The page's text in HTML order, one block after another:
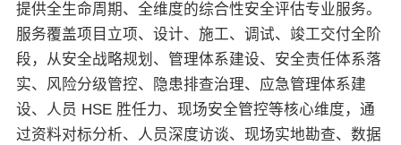
提供全生命周期、全维度的综合性安全评估专业服务。
服务覆盖项目立项、设计、施工、调试、竣工交付全阶
段，从安全战略规划、管理体系建设、安全责任体系落
实、风险分级管控、隐患排查治理、应急管理体系建
设、人员 HSE 胜任力、现场安全管控等核心维度，通
过资料对标分析、人员深度访谈、现场实地勘查、数据